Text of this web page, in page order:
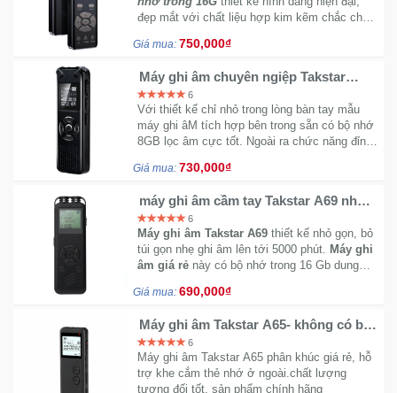
đẹp mắt với chất liệu hợp kim kẽm chắc chắn,
bài giảng hoặc thu âm các cuộc phỏng vấn.
hiệu quả cho ra chất lượng âm thanh loa ngoài
tự nhiên, trong rõ.
Giá mua: 750,000₫
Máy ghi âm chuyên ngiệp Takstar
A991 bộ nhớ 8G
6
Với thiết kế chỉ nhỏ trong lòng bàn tay mẫu
máy ghi âM tích hợp bên trong sẵn có bộ nhớ
8GB lọc âm cực tốt. Ngoài ra chức năng đỉnh
động.
Giá mua: 730,000₫
máy ghi âm cầm tay Takstar A69 nhớ
trong 16G
6
Máy ghi âm Takstar A69 thiết kế nhỏ gọn, bỏ
túi gọn nhẹ ghi âm lên tới 5000 phút. Máy ghi
âm giá rẻ này có bộ nhớ trong 16 Gb dung
ghi âm của nhiều người.
Giá mua: 690,000₫
Máy ghi âm Takstar A65- không có bộ
nhớ
6
Máy ghi âm Takstar A65 phân khúc giá rẻ, hỗ
trợ khe cắm thẻ nhớ ở ngoài.chất lượng
tương đối tốt, sản phẩm chính hãng